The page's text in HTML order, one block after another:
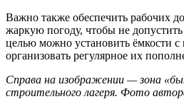
Важно также обеспечить рабочих
жаркую погоду, чтобы не
целью можно установить ёмкости с
организовать регулярное их
Справа на изображении — зона
строительного лагеря. Фото